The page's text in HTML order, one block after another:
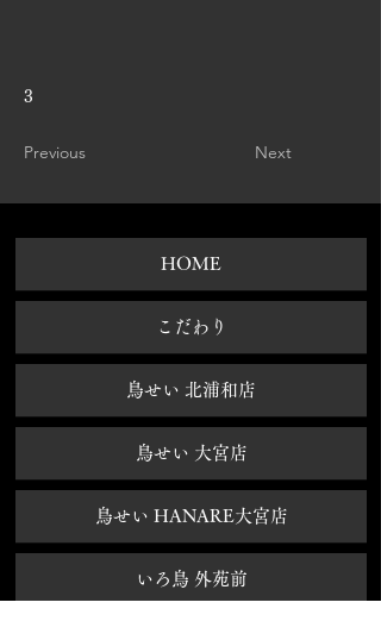
3
Previous Next
HOME
​こだわり
鳥せい 北浦和店
鳥せい 大宮店
鳥せい HANARE大宮店
いろ鳥 外苑前